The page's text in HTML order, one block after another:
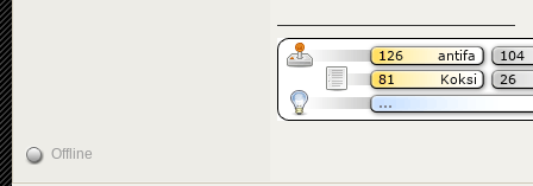
Offline